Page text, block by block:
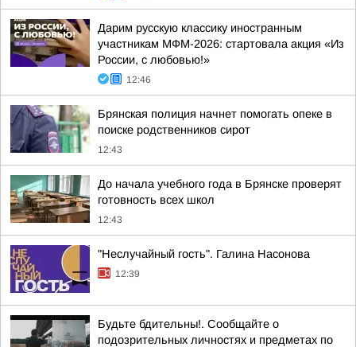
Дарим русскую классику иностранным
участникам МФМ-2026: стартовала акция «Из
России, с любовью!»
12:46
Брянская полиция начнет помогать опеке в
поиске родственников сирот
12:43
До начала учебного года в Брянске проверят
готовность всех школ
12:43
"Неслучайный гость". Галина Насонова
12:39
Будьте бдительны!. Сообщайте о
подозрительных личностях и предметах по